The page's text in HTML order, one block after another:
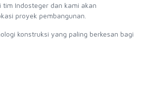
tim Indosteger dan kami akan
proyek pembangunan.
konstruksi yang paling berkesan bagi